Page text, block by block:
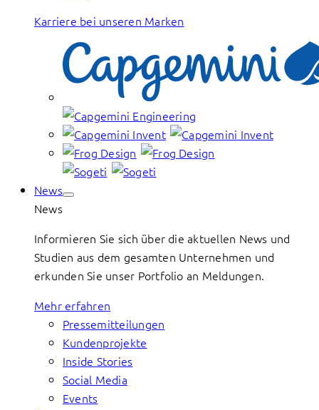
Karriere bei unseren Marken
News
News
Informieren Sie sich über die aktuellen News und
Studien aus dem gesamten Unternehmen und
erkunden Sie unser Portfolio an Meldungen.
Mehr erfahren
Pressemitteilungen
Kundenprojekte
Inside Stories
Social Media
Events